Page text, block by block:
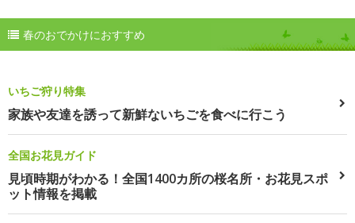
春のおでかけにおすすめ
いちご狩り特集
家族や友達を誘って新鮮ないちごを食べに行こう
全国お花見ガイド
見頃時期がわかる！全国1400カ所の桜名所・お花見スポ
ット情報を掲載